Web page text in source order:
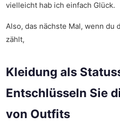
vielleicht hab ich einfach Glück.
Also, das nächste Mal, wenn
zählt,
Kleidung als
Entschlüsseln Sie
von Outfits